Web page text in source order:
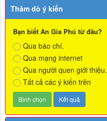
Thăm dò ý kiến
Bạn biết An Gia Phú từ đâu?
Qua báo chí.
Qua mạng internet
Qua người quen giới thiệu.
Tất cả các ý kiến trên